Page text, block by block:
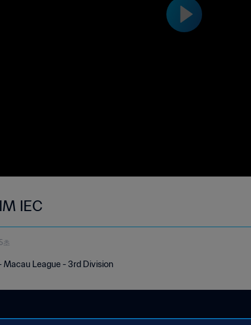
IEC
초
Macau League - 3rd Division